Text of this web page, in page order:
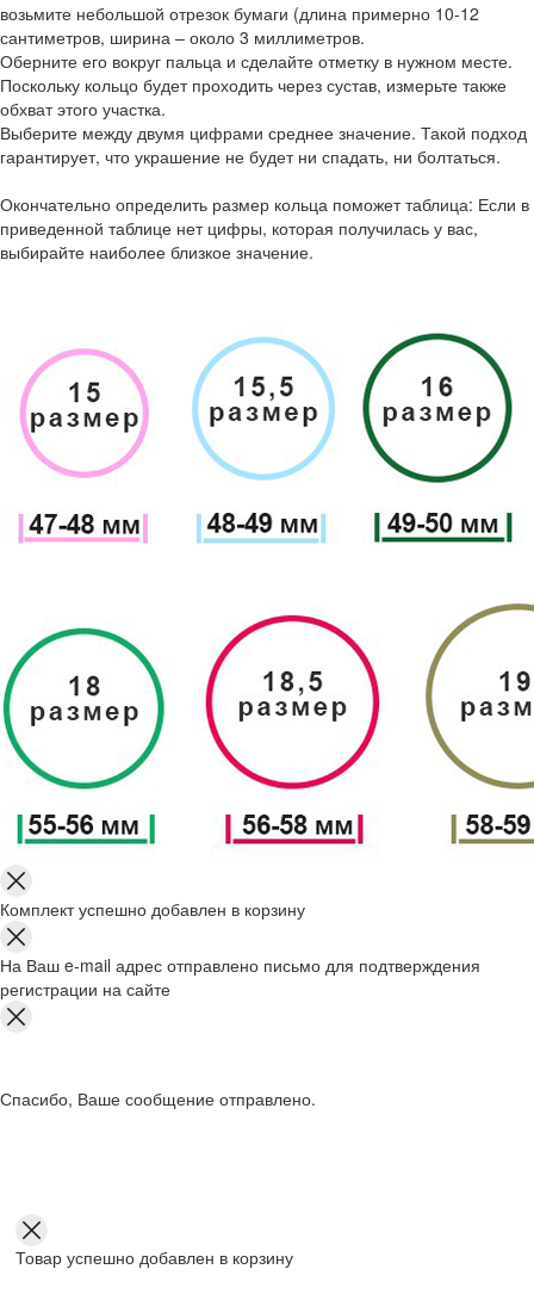
возьмите небольшой отрезок бумаги (длина примерно 10-12
сантиметров, ширина – около 3 миллиметров.
Оберните его вокруг пальца и сделайте отметку в нужном месте.
Поскольку кольцо будет проходить через сустав, измерьте также
обхват этого участка.
Выберите между двумя цифрами среднее значение. Такой подход
гарантирует, что украшение не будет ни спадать, ни болтаться.
Окончательно определить размер кольца поможет таблица: Если в
приведенной таблице нет цифры, которая получилась у вас,
выбирайте наиболее близкое значение.
Комплект успешно добавлен в корзину
На Ваш e-mail адрес отправлено письмо для подтверждения
регистрации на сайте
Спасибо, Ваше сообщение отправлено.
Товар успешно добавлен в корзину